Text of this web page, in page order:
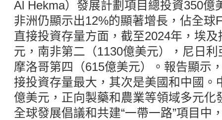
Al Hekma）發展計劃項目總投資350億
非洲仍顯示出12%的顯著增長，佔全球
直接投資存量方面，截至2024年，埃
元，南非第二（1130億美元），尼日
摩洛哥第四（615億美元）。報告顯示
接投資存量最大，其次是美國和中國。
億美元，正向製藥和農業等領域多元化
全球發展倡議和共建“一帶一路”項目中